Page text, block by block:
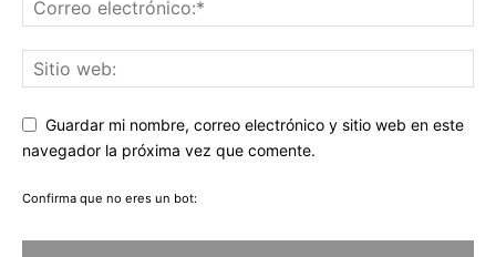
Guardar mi nombre, correo electrónico y sitio web en este
navegador la próxima vez que comente.
Confirma que no eres un bot: